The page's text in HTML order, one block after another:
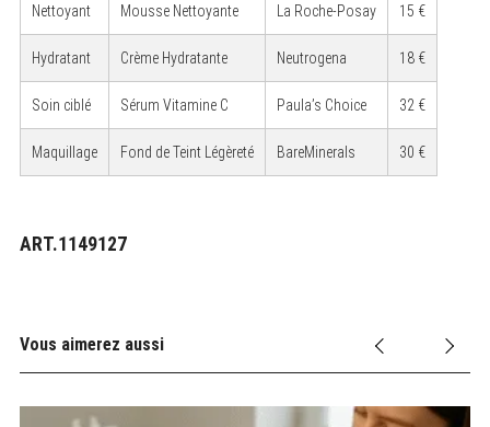
Nettoyant Mousse Nettoyante La Roche-Posay 15 €
Hydratant Crème Hydratante Neutrogena 18 €
Soin ciblé Sérum Vitamine C Paula’s Choice 32 €
Maquillage Fond de Teint Légèreté BareMinerals 30 €
ART.1149127
Vous aimerez aussi